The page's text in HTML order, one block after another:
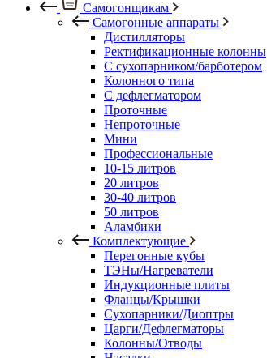
Самогонщикам
Самогонные аппараты
Дистилляторы
Ректификационные колонны
С сухопарником/барботером
Колонного типа
С дефлегматором
Проточные
Непроточные
Мини
Профессиональные
10-15 литров
20 литров
30-40 литров
50 литров
Аламбики
Комплектующие
Перегонные кубы
ТЭНы/Нагреватели
Индукционные плиты
Фланцы/Крышки
Сухопарники/Диоптры
Царги/Дефлегматоры
Колонны/Отводы